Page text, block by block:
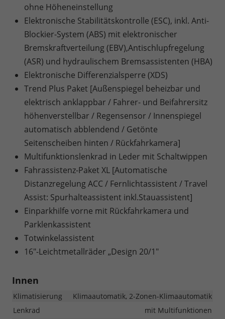
ohne Höheneinstellung
Elektronische Stabilitätskontrolle (ESC), inkl. Anti-
Blockier-System (ABS) mit elektronischer
Bremskraftverteilung (EBV),Antischlupfregelung
(ASR) und hydraulischem Bremsassistenten (HBA)
Elektronische Differenzialsperre (XDS)
Trend Plus Paket [Außenspiegel beheizbar und
elektrisch anklappbar / Fahrer- und Beifahrersitz
höhenverstellbar / Regensensor / Innenspiegel
automatisch abblendend / Getönte
Seitenscheiben hinten / Rückfahrkamera]
Multifunktionslenkrad in Leder mit Schaltwippen
Fahrassistenz-Paket XL [Automatische
Distanzregelung ACC / Fernlichtassistent / Travel
Assist: Spurhalteassistent inkl.Stauassistent]
Einparkhilfe vorne mit Rückfahrkamera und
Parklenkassistent
Totwinkelassistent
16"-Leichtmetallräder „Design 20/1"
Innen
Klimatisierung
Klimaautomatik, 2-Zonen-Klimaautomatik
Lenkrad
mit Multifunktionen